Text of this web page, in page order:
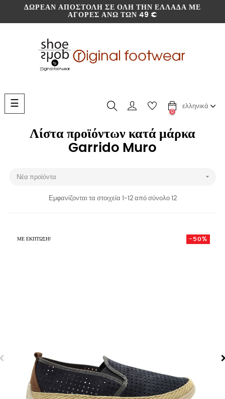
ΔΩΡΕΆΝ ΑΠΟΣΤΟΛΉ ΣΕ ΌΛΗ ΤΗΝ ΕΛΛΆΔΑ ΜΕ
ΑΓΟΡΈΣ ΆΝΩ ΤΩΝ 49 €
Toggle
navigation
☰
0
ελληνικά
Λίστα προϊόντων κατά μάρκα
Garrido Muro
Νέα προϊόντα 
Εμφανίζονται τα στοιχεία 1-12 από σύνολο 12
ΜΕ ΈΚΠΤΩΣΗ! -50%